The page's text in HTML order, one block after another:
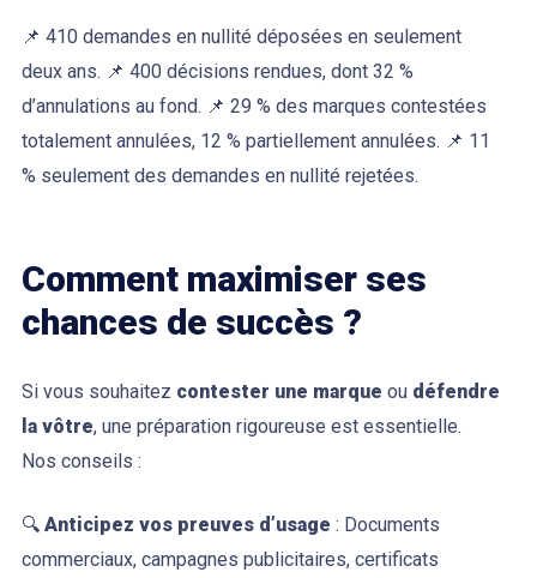
📌 410 demandes en nullité déposées en seulement
deux ans. 📌 400 décisions rendues, dont 32 %
d’annulations au fond. 📌 29 % des marques contestées
totalement annulées, 12 % partiellement annulées. 📌 11
% seulement des demandes en nullité rejetées.
Comment maximiser ses
chances de succès ?
Si vous souhaitez contester une marque ou défendre
la vôtre, une préparation rigoureuse est essentielle.
Nos conseils :
🔍 Anticipez vos preuves d’usage : Documents
commerciaux, campagnes publicitaires, certificats